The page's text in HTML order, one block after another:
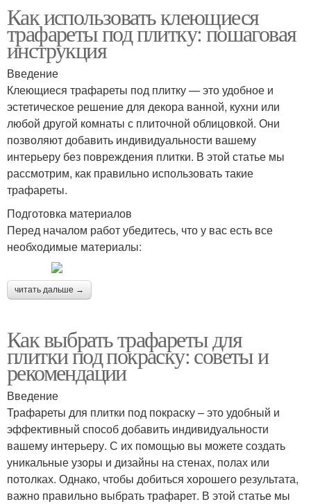
Как использовать клеющиеся
трафареты под плитку: пошаговая
инструкция
Введение
Клеющиеся трафареты под плитку — это удобное и
эстетическое решение для декора ванной, кухни или
любой другой комнаты с плиточной облицовкой. Они
позволяют добавить индивидуальности вашему
интерьеру без повреждения плитки. В этой статье мы
рассмотрим, как правильно использовать такие
трафареты.
Подготовка материалов
Перед началом работ убедитесь, что у вас есть все
необходимые материалы:
читать дальше →
Как выбрать трафареты для
плитки под покраску: советы и
рекомендации
Введение
Трафареты для плитки под покраску – это удобный и
эффективный способ добавить индивидуальности
вашему интерьеру. С их помощью вы можете создать
уникальные узоры и дизайны на стенах, полах или
потолках. Однако, чтобы добиться хорошего результата,
важно правильно выбрать трафарет. В этой статье мы